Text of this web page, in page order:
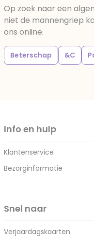
Op zoek naar een
niet de mannengriep
ons online.
Beterschap &C
Info en hulp
Klantenservice
Bezorginformatie
Snel naar
Verjaardagskaarten